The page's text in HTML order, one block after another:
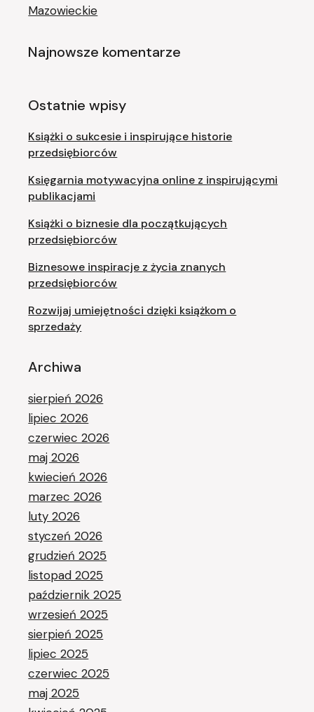
Mazowieckie
Najnowsze komentarze
Ostatnie wpisy
Książki o sukcesie i inspirujące historie
przedsiębiorców
Księgarnia motywacyjna online z inspirującymi
publikacjami
Książki o biznesie dla początkujących
przedsiębiorców
Biznesowe inspiracje z życia znanych
przedsiębiorców
Rozwijaj umiejętności dzięki książkom o
sprzedaży
Archiwa
sierpień 2026
lipiec 2026
czerwiec 2026
maj 2026
kwiecień 2026
marzec 2026
luty 2026
styczeń 2026
grudzień 2025
listopad 2025
październik 2025
wrzesień 2025
sierpień 2025
lipiec 2025
czerwiec 2025
maj 2025